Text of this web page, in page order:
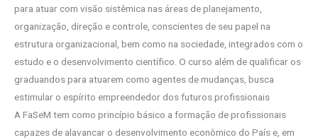
para atuar com visão sistêmica nas áreas de planejamento,
organização, direção e controle, conscientes de seu papel na
estrutura organizacional, bem como na sociedade, integrados com o
estudo e o desenvolvimento científico. O curso além de qualificar os
graduandos para atuarem como agentes de mudanças, busca
estimular o espírito empreendedor dos futuros profissionais
A FaSeM tem como princípio básico a formação de profissionais
capazes de alavancar o desenvolvimento econômico do País e, em